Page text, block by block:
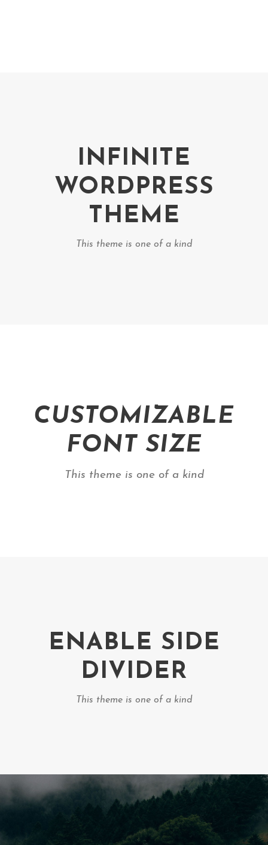
INFINITE
WORDPRESS
THEME
This theme is one of a kind
CUSTOMIZABLE
FONT SIZE
This theme is one of a kind
ENABLE SIDE
DIVIDER
This theme is one of a kind